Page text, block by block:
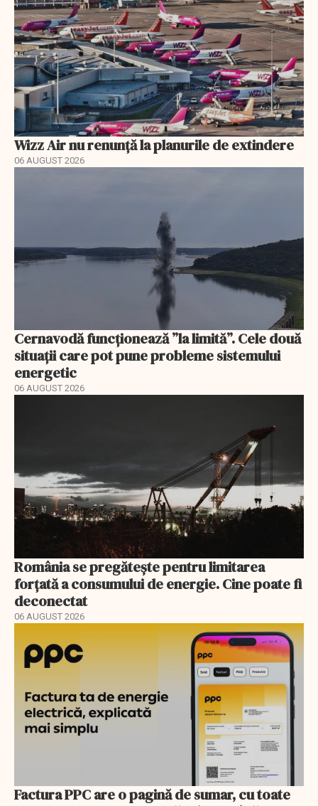
Wizz Air nu renunță la planurile de extindere
06 AUGUST 2026
Cernavodă funcționează ”la limită”. Cele două
situații care pot pune probleme sistemului
energetic
06 AUGUST 2026
România se pregătește pentru limitarea
forțată a consumului de energie. Cine poate fi
deconectat
06 AUGUST 2026
Factura PPC are o pagină de sumar, cu toate